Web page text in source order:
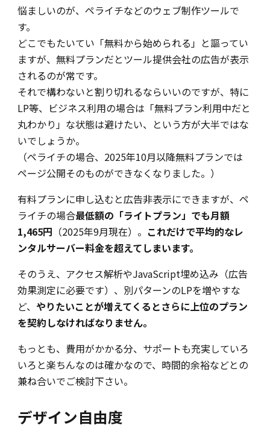
悩ましいのが、ペライチなどのウェブ制作ツールで
す。
どこでもたいてい「無料から始められる」と謳ってい
ますが、無料プランだとツール提供会社の広告が表示
されるのが常です。
それで構わないと割り切れるならいいのですが、特に
LP等、ビジネス利用の場合は「無料プラン利用中だと
丸わかり」な状態は避けたい、という方が大半ではな
いでしょうか。
（ペライチの場合、2025年10月以降無料プランでは
ページ公開そのものができなくなりました。）
有料プランに申し込むと広告非表示にできますが、ペ
ライチの場合最低額の「ライトプラン」でも月額
1,465円 （2025年9月現在）。 これだけで平均的なレ
ンタルサーバー料金を超えてしまいます。
そのうえ、アクセス解析やJavaScript埋め込み（広告
効果測定に必要です）、別パターンのLPを増やすな
ど、やりたいことが増えてくるとさらに上位のプラン
を契約しなければなりません。
もっとも、費用がかかる分、サポートも充実していろ
いろと楽ちんなのは確かなので、時間的余裕などとの
兼ね合いでご検討下さい。
デザイン自由度